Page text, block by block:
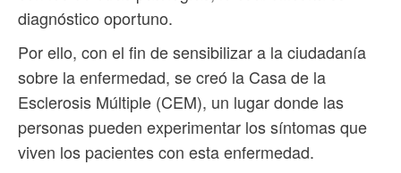
diagnóstico oportuno.
Por ello, con el fin de sensibilizar a la ciudadanía
sobre la enfermedad, se creó la Casa de la
Esclerosis Múltiple (CEM), un lugar donde las
personas pueden experimentar los síntomas que
viven los pacientes con esta enfermedad.